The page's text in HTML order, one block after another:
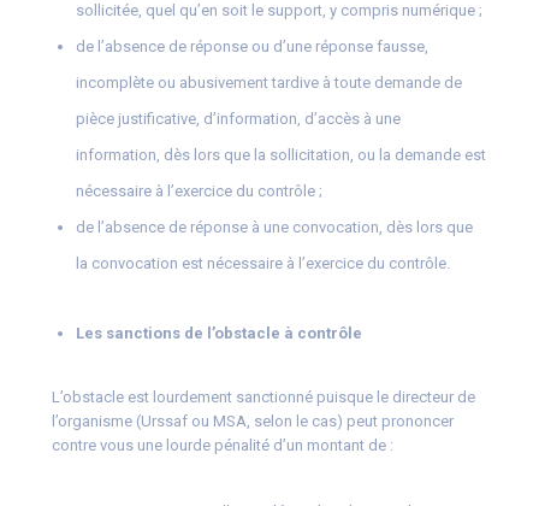
sollicitée, quel qu’en soit le support, y compris numérique ;
de l’absence de réponse ou d’une réponse fausse,
incomplète ou abusivement tardive à toute demande de
pièce justificative, d’information, d’accès à une
information, dès lors que la sollicitation, ou la demande est
nécessaire à l’exercice du contrôle ;
de l’absence de réponse à une convocation, dès lors que
la convocation est nécessaire à l’exercice du contrôle.
Les sanctions de l’obstacle à contrôle
L’obstacle est lourdement sanctionné puisque le directeur de
l’organisme (Urssaf ou MSA, selon le cas) peut prononcer
contre vous une lourde pénalité d’un montant de :